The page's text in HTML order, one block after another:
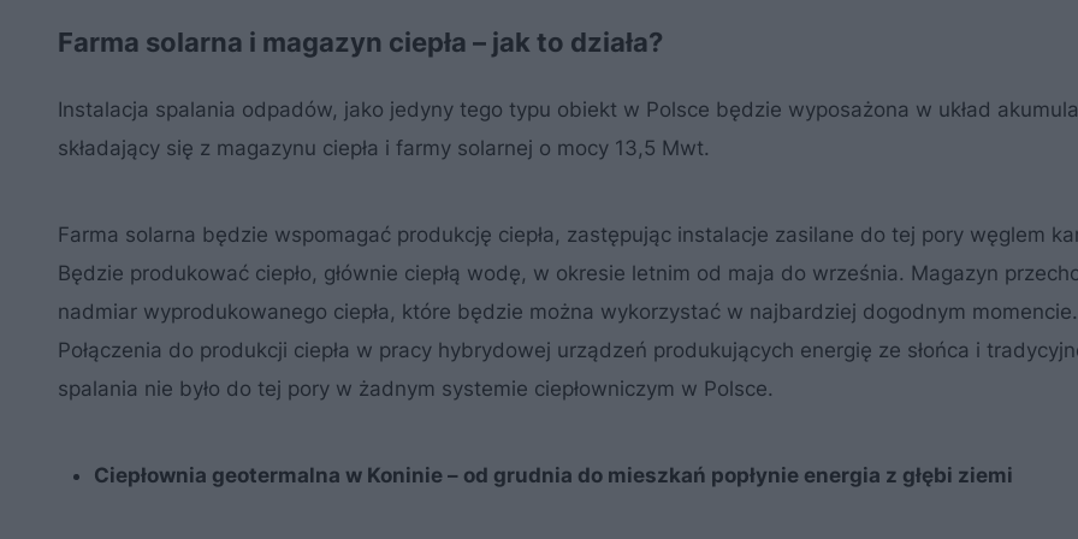
Farma solarna i magazyn ciepła – jak to działa?
Instalacja spalania odpadów, jako jedyny tego typu obiekt w Polsce będzie wyposażona w układ
składający się z magazynu ciepła i farmy solarnej o mocy 13,5 Mwt.
Farma solarna będzie wspomagać produkcję ciepła, zastępując instalacje zasilane do tej pory węglem
Będzie produkować ciepło, głównie ciepłą wodę, w okresie letnim od maja do września. Magazyn
nadmiar wyprodukowanego ciepła, które będzie można wykorzystać w najbardziej dogodnym momencie.
Połączenia do produkcji ciepła w pracy hybrydowej urządzeń produkujących energię ze słońca i
spalania nie było do tej pory w żadnym systemie ciepłowniczym w Polsce.
Ciepłownia geotermalna w Koninie – od grudnia do mieszkań popłynie energia z głębi ziemi